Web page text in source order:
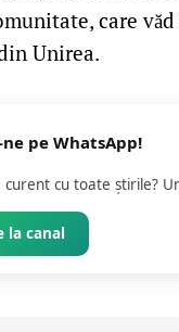
care
Unirea.
pe WhatsApp!
cu toate știrile?
la canal